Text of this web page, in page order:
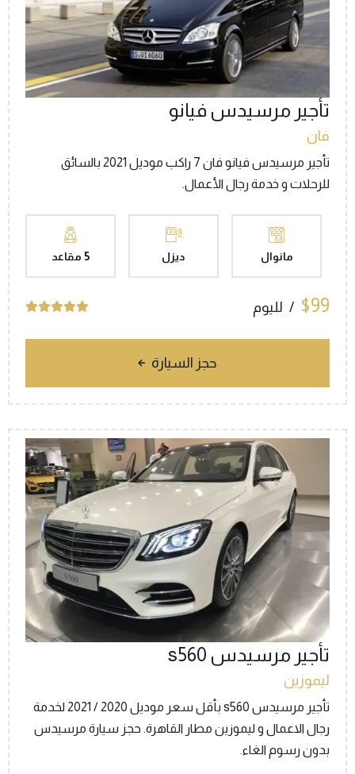
تأجير مرسيدس فيانو
فان
تأجير مرسيدس فيانو فان 7 راكب موديل 2021 بالسائق
للرحلات و خدمة رجال الأعمال.
5 مقاعد ديزل مانوال
$99 لليوم
حجز السيارة
تأجير مرسيدس s560
ليموزين
تأجير مرسيدس s560 بأقل سعر موديل 2020 / 2021 لخدمة
رجال الاعمال و ليموزين مطار القاهرة. حجز سيارة مرسيدس
بدون رسوم الغاء.